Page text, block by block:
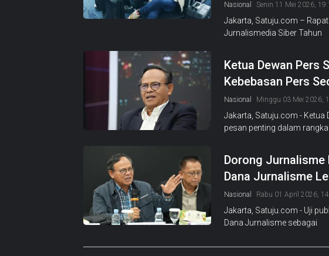
Nasional Senin 11 Mei 2026,
Jakarta, Satuju.com –
Jurnalismedia Siber Tahun
Ketua Dewan Pers
Kebebasan Pers
Nasional Minggu 03 Mei 2026,
Jakarta, Satuju.com - Ketua
pesan penting dalam rangka
Dorong Jurnalisme
Dana Jurnalisme
Nasional Rabu 01 April 2026,
Jakarta, Satuju.com - Uji
Dana Jurnalisme sebagai